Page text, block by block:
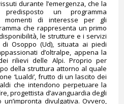
durante l’emergenza, che la
un programma
di interesse per gli
che rappresenta un primo
le strutture e i servizi
di Osoppo (Ud), situata ai piedi
d’oltralpe, appena la
rilievi delle Alpi. Proprio per
della struttura attorno al quale
‘Lualdi’, frutto di un lascito dei
che intendono perpetuare la
progettista d’avanguardia degli
divulgativa. Ovvero,